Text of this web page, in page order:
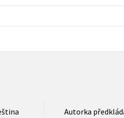
Autorka